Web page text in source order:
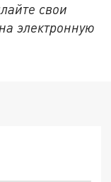
свои
электронную